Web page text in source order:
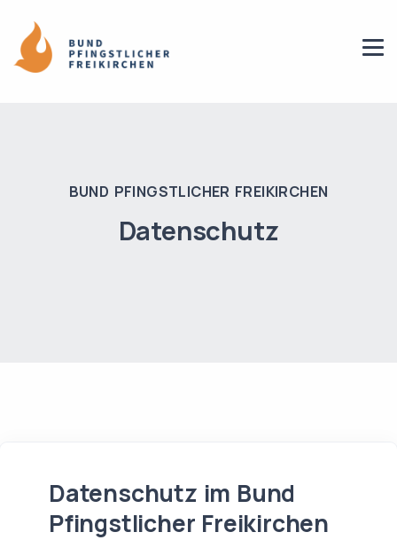
BUND PFINGSTLICHER FREIKIRCHEN
Datenschutz
Datenschutz im Bund
Pfingstlicher Freikirchen